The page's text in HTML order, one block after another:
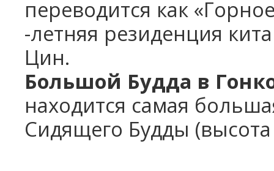
переводится как
-летняя резиденция
Цин.
Большой Будда в
находится самая
Сидящего Будды